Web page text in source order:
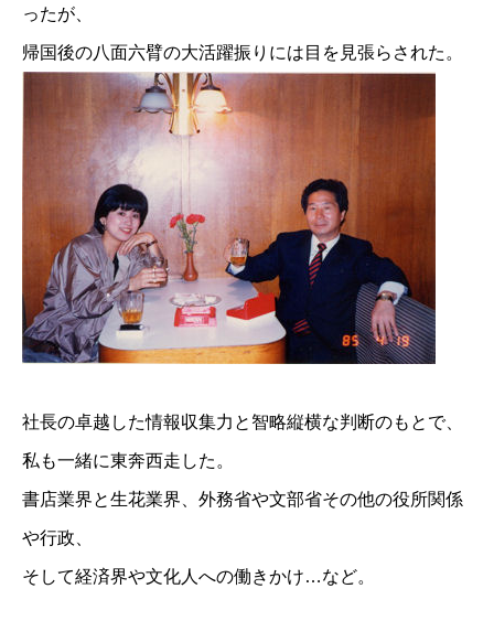
ったが、
帰国後の八面六臂の大活躍振りには目を見張らされた。
社長の卓越した情報収集力と智略縦横な判断のもとで、
私も一緒に東奔西走した。
書店業界と生花業界、外務省や文部省その他の役所関係
や行政、
そして経済界や文化人への働きかけ…など。